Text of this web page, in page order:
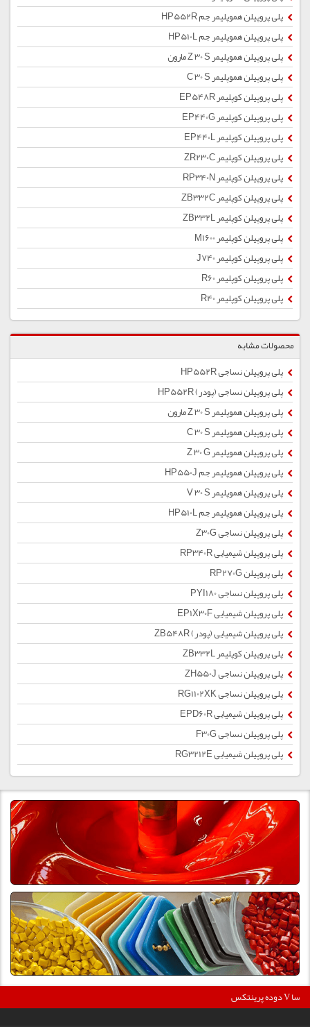
پلی پروپیلن هموپلیمر جم HP552R
پلی پروپیلن هموپلیمر جم HP510L
پلی پروپیلن هموپلیمر Z 30 S مارون
پلی پروپیلن هموپلیمر C 30 S
پلی پروپیلن کوپلیمر EP548R
پلی پروپیلن کوپلیمر EP440G
پلی پروپیلن کوپلیمر EP440L
پلی پروپیلن کوپلیمر ZR230C
پلی پروپیلن کوپلیمر RP340N
پلی پروپیلن کوپلیمر ZB332C
پلی پروپیلن کوپلیمر ZB332L
پلی پروپیلن کوپلیمر M1600
پلی پروپیلن کوپلیمر J740
پلی پروپیلن کوپلیمر R60
پلی پروپیلن کوپلیمر R40
محصولات مشابه
پلی پروپیلن نساجی HP552R
پلی پروپیلن نساجی (پودر) HP552R
پلی پروپیلن هموپلیمر Z 30 S مارون
پلی پروپیلن هموپلیمر C 30 S
پلی پروپیلن هموپلیمر Z 30 G
پلی پروپیلن هموپلیمر جم HP550J
پلی پروپیلن هموپلیمر V 30 S
پلی پروپیلن هموپلیمر جم HP510L
پلی پروپیلن نساجی Z30G
پلی پروپیلن شیمیایی RP340R
پلی پروپیلن RP270G
پلی پروپیلن نساجی PYI180
پلی پروپیلن شیمیایی EP1X30F
پلی پروپیلن شیمیایی (پودر) ZB548R
پلی پروپیلن کوپلیمر ZB332L
پلی پروپیلن نساجی ZH550J
پلی پروپیلن نساجی RG1102XK
پلی پروپیلن شیمیایی EPD60R
پلی پروپیلن نساجی F30G
پلی پروپیلن شیمیایی RG3212E
دوده پرینتکس V دگوسا :